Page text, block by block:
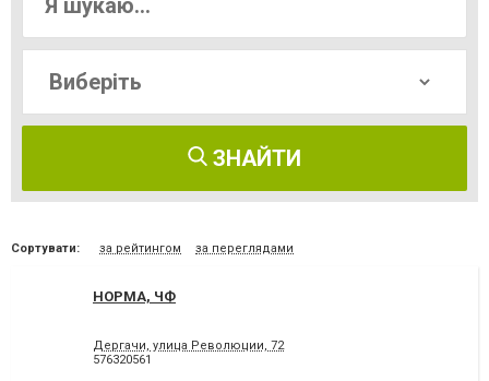
ЗНАЙТИ
Сортувати: за рейтингом за переглядами
НОРМА, ЧФ
Дергачи, улица Революции, 72
576320561